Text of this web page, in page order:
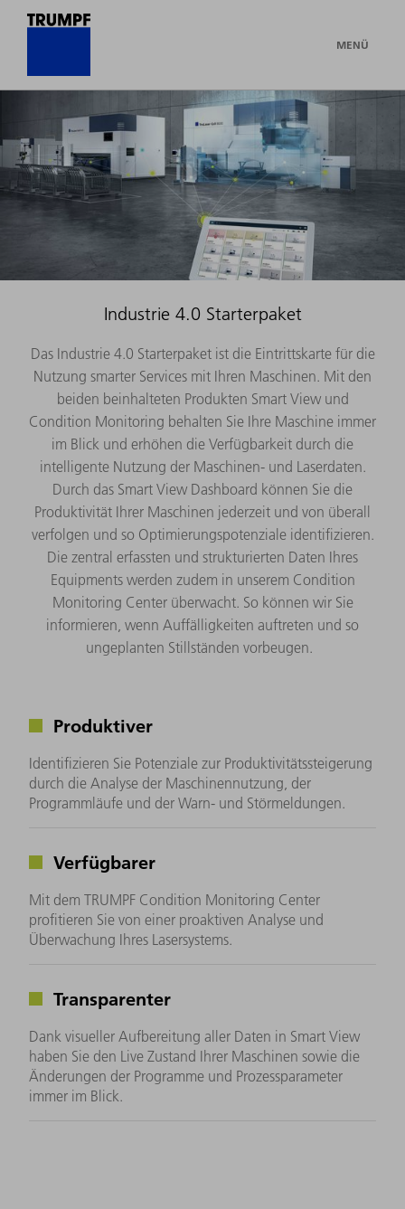
MENÜ
Industrie 4.0 Starterpaket
Das Industrie 4.0 Starterpaket ist die Eintrittskarte für die
Nutzung smarter Services mit Ihren Maschinen. Mit den
beiden beinhalteten Produkten Smart View und
Condition Monitoring behalten Sie Ihre Maschine immer
im Blick und erhöhen die Verfügbarkeit durch die
intelligente Nutzung der Maschinen- und Laserdaten.
Durch das Smart View Dashboard können Sie die
Produktivität Ihrer Maschinen jederzeit und von überall
verfolgen und so Optimierungspotenziale identifizieren.
Die zentral erfassten und strukturierten Daten Ihres
Equipments werden zudem in unserem Condition
Monitoring Center überwacht. So können wir Sie
informieren, wenn Auffälligkeiten auftreten und so
ungeplanten Stillständen vorbeugen.
Produktiver
Identifizieren Sie Potenziale zur Produktivitätssteigerung
durch die Analyse der Maschinennutzung, der
Programmläufe und der Warn- und Störmeldungen.
Verfügbarer
Mit dem TRUMPF Condition Monitoring Center
profitieren Sie von einer proaktiven Analyse und
Überwachung Ihres Lasersystems.
Transparenter
Dank visueller Aufbereitung aller Daten in Smart View
haben Sie den Live Zustand Ihrer Maschinen sowie die
Änderungen der Programme und Prozessparameter
immer im Blick.